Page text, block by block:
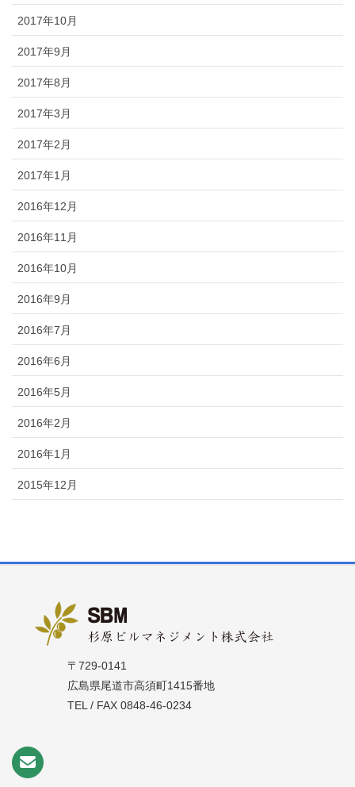
2017年10月
2017年9月
2017年8月
2017年3月
2017年2月
2017年1月
2016年12月
2016年11月
2016年10月
2016年9月
2016年7月
2016年6月
2016年5月
2016年2月
2016年1月
2015年12月
〒729-0141
広島県尾道市高須町1415番地
TEL / FAX 0848-46-0234